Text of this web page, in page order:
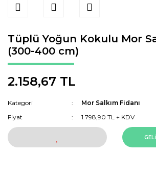
Tüplü Yoğun Kokulu Mor
(300-400 cm)
2.158,67 TL
Kategori
Mor Salkım Fidanı
Fiyat
1.798,90 TL + KDV